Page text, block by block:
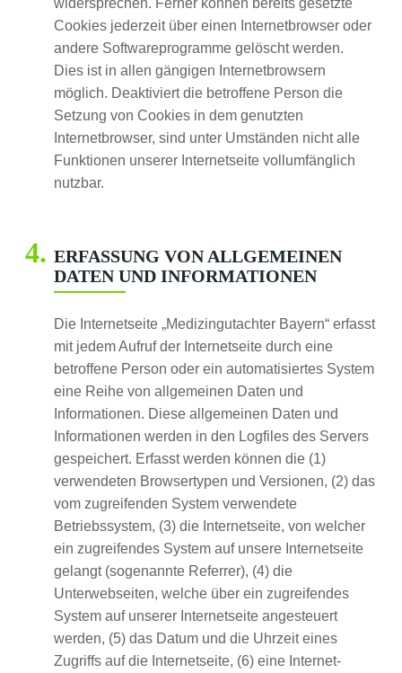
widersprechen. Ferner können bereits gesetzte
Cookies jederzeit über einen Internetbrowser oder
andere Softwareprogramme gelöscht werden.
Dies ist in allen gängigen Internetbrowsern
möglich. Deaktiviert die betroffene Person die
Setzung von Cookies in dem genutzten
Internetbrowser, sind unter Umständen nicht alle
Funktionen unserer Internetseite vollumfänglich
nutzbar.
ERFASSUNG VON ALLGEMEINEN
DATEN UND INFORMATIONEN
Die Internetseite „Medizingutachter Bayern“ erfasst
mit jedem Aufruf der Internetseite durch eine
betroffene Person oder ein automatisiertes System
eine Reihe von allgemeinen Daten und
Informationen. Diese allgemeinen Daten und
Informationen werden in den Logfiles des Servers
gespeichert. Erfasst werden können die (1)
verwendeten Browsertypen und Versionen, (2) das
vom zugreifenden System verwendete
Betriebssystem, (3) die Internetseite, von welcher
ein zugreifendes System auf unsere Internetseite
gelangt (sogenannte Referrer), (4) die
Unterwebseiten, welche über ein zugreifendes
System auf unserer Internetseite angesteuert
werden, (5) das Datum und die Uhrzeit eines
Zugriffs auf die Internetseite, (6) eine Internet-